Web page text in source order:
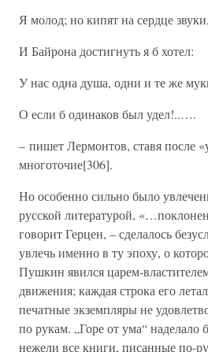
Я молод; но кипят на сердце звуки,
И Байрона достигнуть я б хотел:
У нас одна душа, одни и те же
О если б одинаков был удел!..….
– пишет Лермонтов, ставя после
многоточие[306].
Но особенно сильно было
русской литературой,
говорит Герцен, – сделалось
увлечь именно в ту эпоху, о
Пушкин явился царем-
движения; каждая строка его
печатные экземпляры не
по рукам. „Горе от ума“
нежели все книги, писанные по-